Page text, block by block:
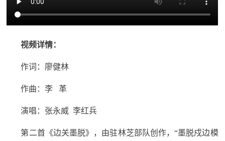
人
军
文
化
视频详情：
作词：廖健林
作曲：李 革
演唱：张永威 李红兵
第二首《边关墨脱》，由驻林芝部队创作，“墨脱戍边模